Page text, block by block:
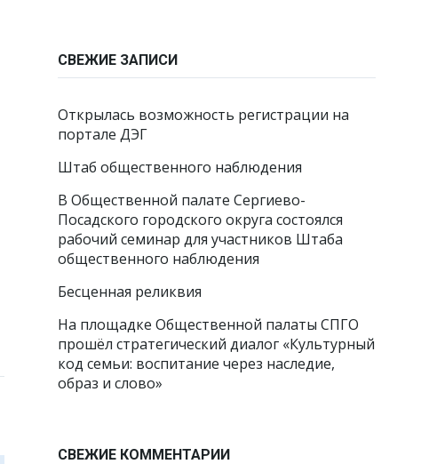
СВЕЖИЕ ЗАПИСИ
Открылась возможность регистрации на
портале ДЭГ
Штаб общественного наблюдения
В Общественной палате Сергиево-
Посадского городского округа состоялся
рабочий семинар для участников Штаба
общественного наблюдения
Бесценная реликвия
На площадке Общественной палаты СПГО
прошёл стратегический диалог «Культурный
код семьи: воспитание через наследие,
образ и слово»
СВЕЖИЕ КОММЕНТАРИИ